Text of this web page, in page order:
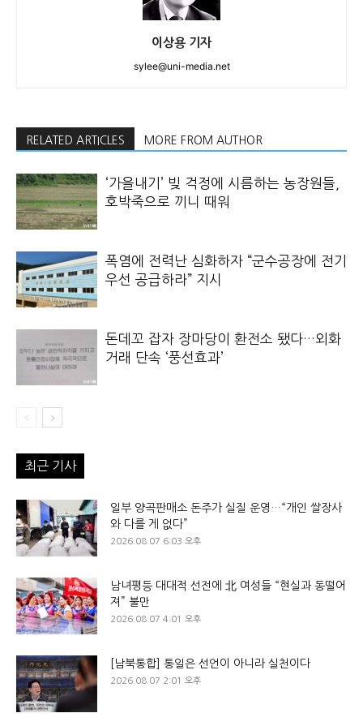
이상용 기자
sylee@uni-media.net
RELATED ARTICLES MORE FROM AUTHOR
‘가을내기’ 빚 걱정에 시름하는 농장원들,
호박죽으로 끼니 때워
폭염에 전력난 심화하자 “군수공장에 전기
우선 공급하라” 지시
돈데꼬 잡자 장마당이 환전소 됐다…외화
거래 단속 ‘풍선효과’
최근 기사
일부 양곡판매소 돈주가 실질 운영…“개인 쌀장사
와 다를 게 없다”
2026.08.07 6:03 오후
남녀평등 대대적 선전에 北 여성들 “현실과 동떨어
져” 불만
2026.08.07 4:01 오후
[남북통합] 통일은 선언이 아니라 실천이다
2026.08.07 2:01 오후